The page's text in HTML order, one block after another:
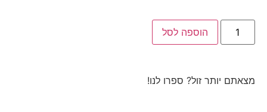
הוספה לסל
מצאתם יותר זול? ספרו לנו!